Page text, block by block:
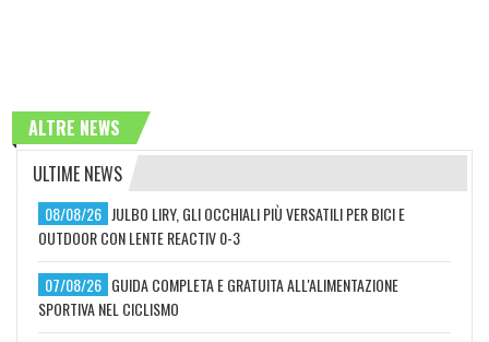
ALTRE NEWS
ULTIME NEWS
08/08/26 JULBO LIRY, GLI OCCHIALI PIÙ VERSATILI PER BICI E
OUTDOOR CON LENTE REACTIV 0-3
07/08/26 GUIDA COMPLETA E GRATUITA ALL'ALIMENTAZIONE
SPORTIVA NEL CICLISMO